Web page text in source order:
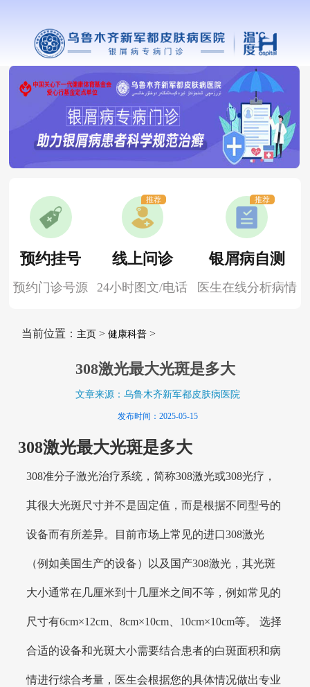
预约挂号
预约门诊号源
线上问诊
24小时图文/电话
推荐
银屑病自测
医生在线分析病情
推荐
当前位置： 主页> 健康科普>
308激光最大光斑是多大
文章来源：乌鲁木齐新军都皮肤病医院
发布时间：2025-05-15
308激光最大光斑是多大
308准分子激光治疗系统，简称308激光或308光疗，
其很大光斑尺寸并不是固定值，而是根据不同型号的
设备而有所差异。目前市场上常见的进口308激光
（例如美国生产的设备）以及国产308激光，其光斑
大小通常在几厘米到十几厘米之间不等，例如常见的
尺寸有6cm×12cm、8cm×10cm、10cm×10cm等。 选择
合适的设备和光斑大小需要结合患者的白斑面积和病
情进行综合考量，医生会根据您的具体情况做出专业